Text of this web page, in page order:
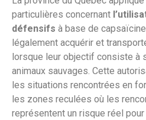
particulières concernant
défensifs à base de
légalement acquérir et
lorsque leur objectif consiste à
animaux sauvages. Cette
les situations rencontrées en
les zones reculées où les
représentent un risque réel